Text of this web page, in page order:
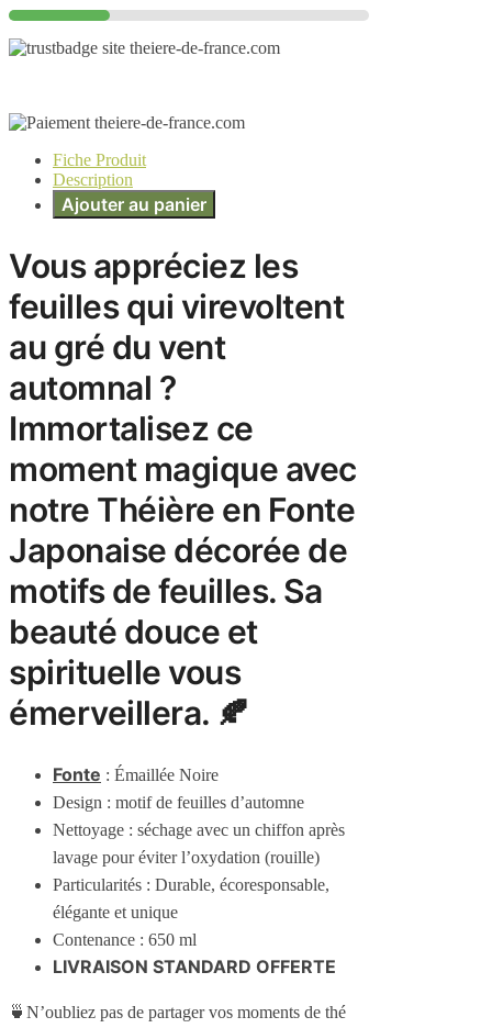
Fiche Produit
Description
Ajouter au panier
Vous appréciez les
feuilles qui virevoltent
au gré du vent
automnal ?
Immortalisez ce
moment magique avec
notre Théière en Fonte
Japonaise décorée de
motifs de feuilles. Sa
beauté douce et
spirituelle vous
émerveillera. 🍂
Fonte : Émaillée Noire
Design : motif de feuilles d’automne
Nettoyage : séchage avec un chiffon après
lavage pour éviter l’oxydation (rouille)
Particularités : Durable, écoresponsable,
élégante et unique
Contenance : 650 ml
LIVRAISON STANDARD OFFERTE
🍵N’oubliez pas de partager vos moments de thé